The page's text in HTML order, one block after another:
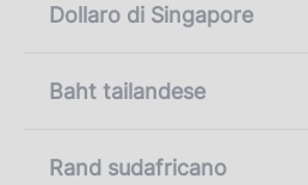
Dollaro di Singapore
Baht tailandese
Rand sudafricano